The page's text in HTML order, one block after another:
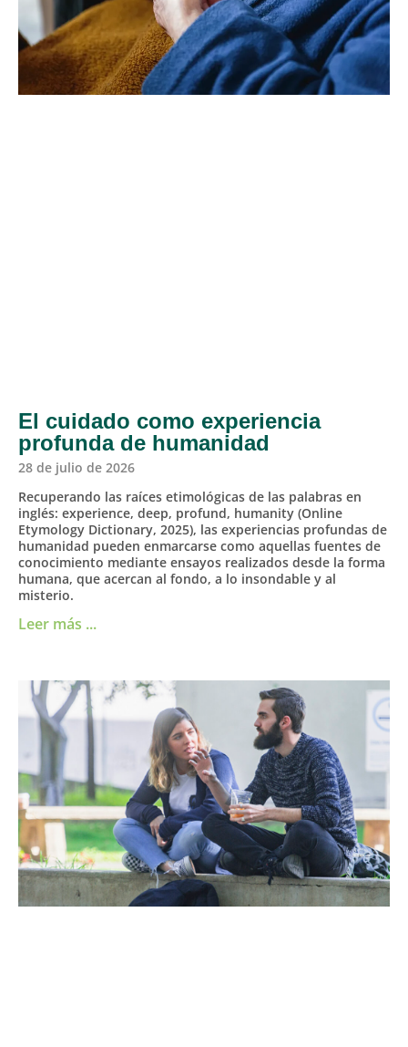
El cuidado como experiencia
profunda de humanidad
28 de julio de 2026
Recuperando las raíces etimológicas de las palabras en
inglés: experience, deep, profund, humanity (Online
Etymology Dictionary, 2025), las experiencias profundas de
humanidad pueden enmarcarse como aquellas fuentes de
conocimiento mediante ensayos realizados desde la forma
humana, que acercan al fondo, a lo insondable y al
misterio.
Leer más ...